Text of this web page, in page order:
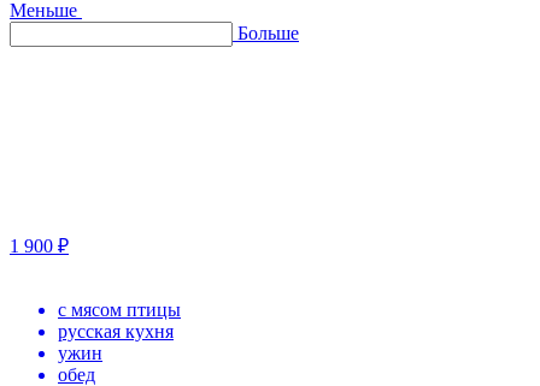
Меньше
Больше
1 900 ₽
с мясом птицы
русская кухня
ужин
обед